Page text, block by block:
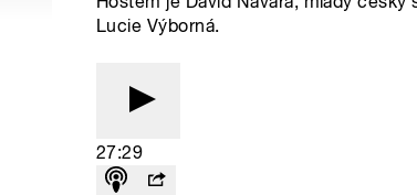
Lucie Výborná.
27:29